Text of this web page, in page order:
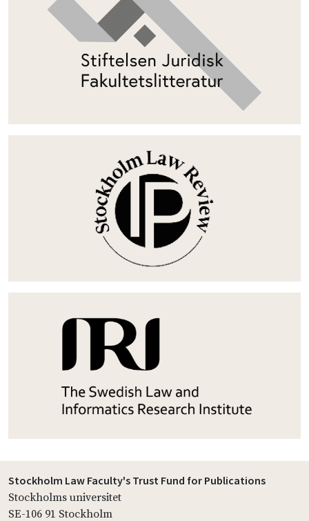
Stockholm Law Faculty's Trust Fund for Publications
Stockholms universitet
SE-106 91 Stockholm